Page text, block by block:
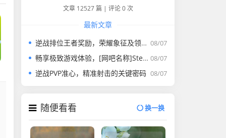
文章 12527 篇 | 评论 0 次
最新文章
08/07
逆战排位王者奖励，荣耀象征及领取方法
08/07
畅享极致游戏体验，[网吧名称]Steam 网吧等你来
08/07
逆战PVP准心，精准射击的关键密码
随便看看 换一换